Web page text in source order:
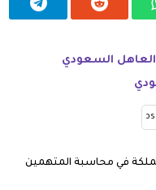
العاهل السعودي
في محاسبة المتهمين